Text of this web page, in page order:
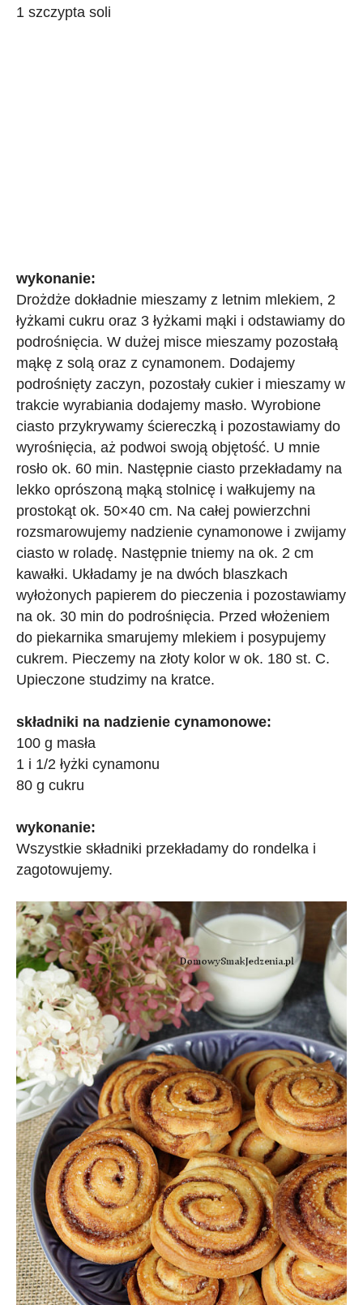
1 szczypta soli
wykonanie:
Drożdże dokładnie mieszamy z letnim mlekiem, 2
łyżkami cukru oraz 3 łyżkami mąki i odstawiamy do
podrośnięcia. W dużej misce mieszamy pozostałą
mąkę z solą oraz z cynamonem. Dodajemy
podrośnięty zaczyn, pozostały cukier i mieszamy w
trakcie wyrabiania dodajemy masło. Wyrobione
ciasto przykrywamy ściereczką i pozostawiamy do
wyrośnięcia, aż podwoi swoją objętość. U mnie
rosło ok. 60 min. Następnie ciasto przekładamy na
lekko oprószoną mąką stolnicę i wałkujemy na
prostokąt ok. 50×40 cm. Na całej powierzchni
rozsmarowujemy nadzienie cynamonowe i zwijamy
ciasto w roladę. Następnie tniemy na ok. 2 cm
kawałki. Układamy je na dwóch blaszkach
wyłożonych papierem do pieczenia i pozostawiamy
na ok. 30 min do podrośnięcia. Przed włożeniem
do piekarnika smarujemy mlekiem i posypujemy
cukrem. Pieczemy na złoty kolor w ok. 180 st. C.
Upieczone studzimy na kratce.
składniki na nadzienie cynamonowe:
100 g masła
1 i 1/2 łyżki cynamonu
80 g cukru
wykonanie:
Wszystkie składniki przekładamy do rondelka i
zagotowujemy.